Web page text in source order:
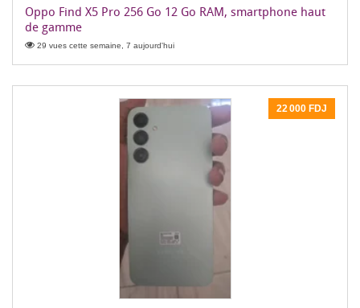
Oppo Find X5 Pro 256 Go 12 Go RAM, smartphone haut
de gamme
29 vues cette semaine, 7 aujourd'hui
22 000 FDJ